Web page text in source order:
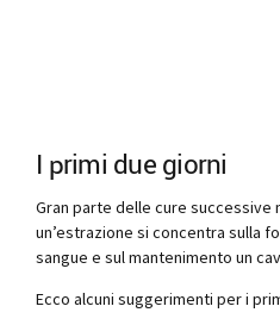
I primi due giorni
Gran parte delle cure successive
un’estrazione si concentra sulla
sangue e sul mantenimento un
Ecco alcuni suggerimenti per i